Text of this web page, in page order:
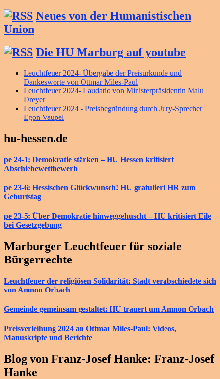
Neues von der Humanistischen
Union
Die HU Marburg auf youtube
Leuchtfeuer 2024- Übergabe der Preisurkunde und
Dankesworte von Ottmar Miles-Paul
Leuchtfeuer 2024- Laudatio von Ministerpräsidentin Malu
Dreyer
Leuchtfeuer 2024 - Preisbegründung durch Jury-Sprecher
Egon Vaupel
hu-hessen.de
pe 24-1: Demokratie stärken – HU Hessen kritisiert
Abschiebewettbewerb
pe 23-6: Hessischen Glückwunsch! HU gratuliert HR zum
Geburtstag
pe 23-5: Über Demokratie hinweggehuscht – HU kritisiert Eile
bei Gesetzgebung
Marburger Leuchtfeuer für soziale
Bürgerrechte
Leuchtfeuer der religiösen Solidarität: Stadt verabschiedete sich
von Amnon Orbach
Gemeinde gemeinsam gestaltet: HU trauert um Amnon Orbach
Preisverleihung 2024 an Ottmar Miles-Paul: Videos,
Manuskripte und Berichte
Blog von Franz-Josef Hanke: Franz-Josef
Hanke